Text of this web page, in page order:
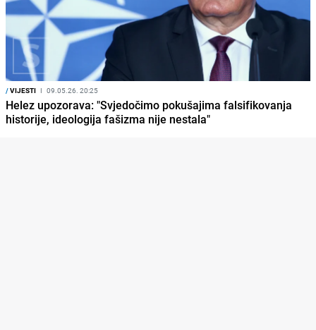
/VIJESTI I 09.05.26. 20:25
Helez upozorava: "Svjedočimo pokušajima falsifikovanja
historije, ideologija fašizma nije nestala"